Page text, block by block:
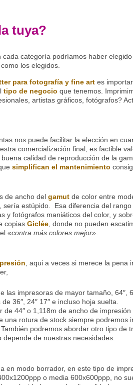
tuya?
cada categoría podríamos haber elegido
los elegidos.
para fotografía y fine art es
tipo de negocio que tenemos.
artistas gráficos, fotógrafos?
nos puede facilitar la elección en
comercialización final, es factible
calidad de reproducción de la
simplifican el mantenimiento
de ancho del gamut de color entre
, sería estúpido. Esa diferencia del
y fotógrafos maniáticos del color, y
copias Giclée , donde no pueden
«contra más colores mejor»
, aqui a veces si merece la pena
las impresoras de mayor tamaño, 64″,
36″, 24″ 17″ e incluso hoja suelta.
44″ o 1,118m de ancho de
una rotura de stock siempre podremos
podremos abordar otro tipo de
de nuestras necesidades.
en modo borrador, en este tipo de
o media 600x600ppp, no